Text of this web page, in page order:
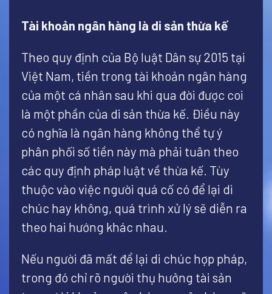
Tài khoản ngân hàng là di sản thừa kế
Theo quy định của Bộ luật Dân sự 2015 tại
Việt Nam, tiền trong tài khoản ngân hàng
của một cá nhân sau khi qua đời được coi
là một phần của di sản thừa kế. Điều này
có nghĩa là ngân hàng không thể tự ý
phân phối số tiền này mà phải tuân theo
các quy định pháp luật về thừa kế. Tùy
thuộc vào việc người quá cố có để lại di
chúc hay không, quá trình xử lý sẽ diễn ra
theo hai hướng khác nhau.
Nếu người đã mất để lại di chúc hợp pháp,
trong đó chỉ rõ người thụ hưởng tài sản